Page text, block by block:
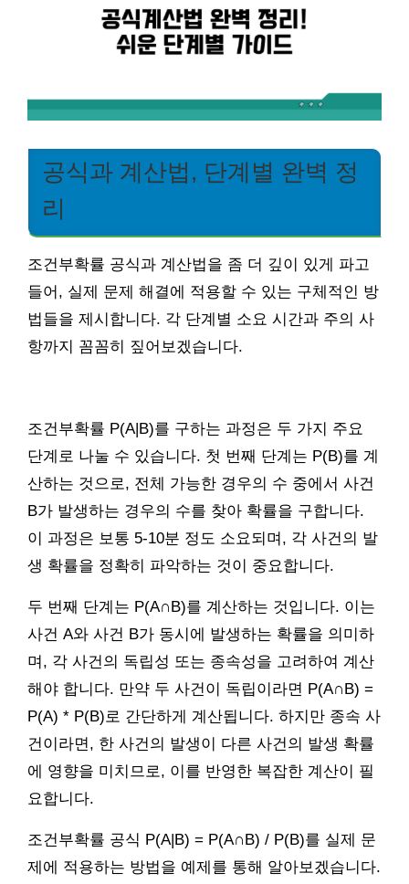
공식과 계산법, 단계별 완벽 정
리
조건부확률 공식과 계산법을 좀 더 깊이 있게 파고
들어, 실제 문제 해결에 적용할 수 있는 구체적인 방
법들을 제시합니다. 각 단계별 소요 시간과 주의 사
항까지 꼼꼼히 짚어보겠습니다.
조건부확률 P(A|B)를 구하는 과정은 두 가지 주요
단계로 나눌 수 있습니다. 첫 번째 단계는 P(B)를 계
산하는 것으로, 전체 가능한 경우의 수 중에서 사건
B가 발생하는 경우의 수를 찾아 확률을 구합니다.
이 과정은 보통 5-10분 정도 소요되며, 각 사건의 발
생 확률을 정확히 파악하는 것이 중요합니다.
두 번째 단계는 P(A∩B)를 계산하는 것입니다. 이는
사건 A와 사건 B가 동시에 발생하는 확률을 의미하
며, 각 사건의 독립성 또는 종속성을 고려하여 계산
해야 합니다. 만약 두 사건이 독립이라면 P(A∩B) =
P(A) * P(B)로 간단하게 계산됩니다. 하지만 종속 사
건이라면, 한 사건의 발생이 다른 사건의 발생 확률
에 영향을 미치므로, 이를 반영한 복잡한 계산이 필
요합니다.
조건부확률 공식 P(A|B) = P(A∩B) / P(B)를 실제 문
제에 적용하는 방법을 예제를 통해 알아보겠습니다.